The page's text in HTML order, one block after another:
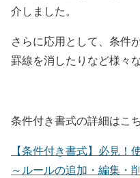
介しました。
さらに応用として、条件
罫線を消したりなど様々
条件付き書式の詳細はこ
【条件付き書式】必見！
～ルールの追加・編集・